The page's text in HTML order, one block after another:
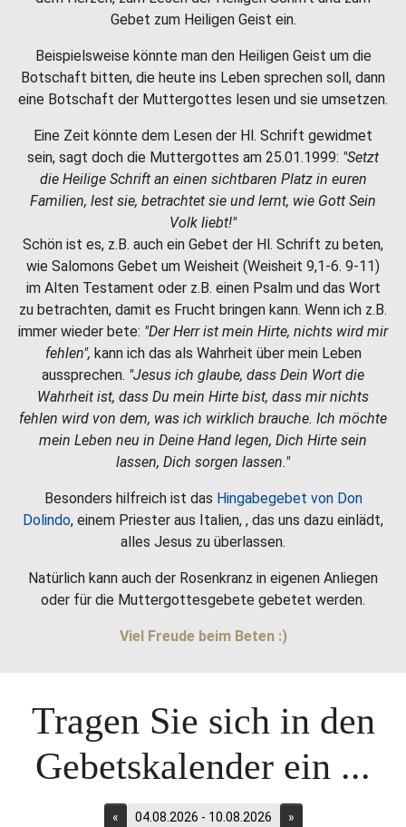
Gebet zum Heiligen Geist ein.
Beispielsweise könnte man den Heiligen Geist um die
Botschaft bitten, die heute ins Leben sprechen soll, dann
eine Botschaft der Muttergottes lesen und sie umsetzen.
Eine Zeit könnte dem Lesen der Hl. Schrift gewidmet
sein, sagt doch die Muttergottes am 25.01.1999: "Setzt
die Heilige Schrift an einen sichtbaren Platz in euren
Familien, lest sie, betrachtet sie und lernt, wie Gott Sein
Volk liebt!"
Schön ist es, z.B. auch ein Gebet der Hl. Schrift zu beten,
wie Salomons Gebet um Weisheit (Weisheit 9,1-6. 9-11)
im Alten Testament oder z.B. einen Psalm und das Wort
zu betrachten, damit es Frucht bringen kann. Wenn ich z.B.
immer wieder bete: "Der Herr ist mein Hirte, nichts wird mir
fehlen", kann ich das als Wahrheit über mein Leben
aussprechen. "Jesus ich glaube, dass Dein Wort die
Wahrheit ist, dass Du mein Hirte bist, dass mir nichts
fehlen wird von dem, was ich wirklich brauche. Ich möchte
mein Leben neu in Deine Hand legen, Dich Hirte sein
lassen, Dich sorgen lassen."
Besonders hilfreich ist das Hingabegebet von Don
Dolindo, einem Priester aus Italien, , das uns dazu einlädt,
alles Jesus zu überlassen.
Natürlich kann auch der Rosenkranz in eigenen Anliegen
oder für die Muttergottesgebete gebetet werden.
Viel Freude beim Beten :)
Tragen Sie sich in den
Gebetskalender ein ...
« 04.08.2026 - 10.08.2026 »